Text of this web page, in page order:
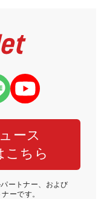
ース
こちら
ートナー、および
ーです。